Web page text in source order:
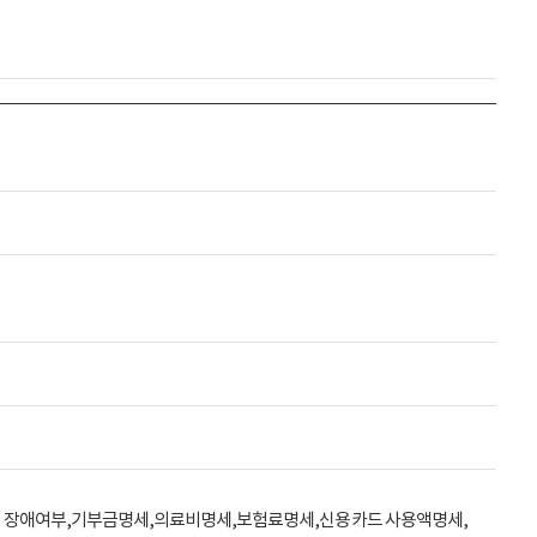
애여부,기부금명세,의료비명세,보험료명세,신용카드 사용액명세,